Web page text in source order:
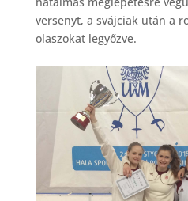
versenyt, a svájciak után a
olaszokat legyőzve.